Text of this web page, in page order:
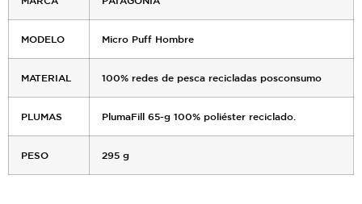
MODELO Micro Puff Hombre
MATERIAL 100% redes de pesca recicladas posconsumo
PLUMAS PlumaFill 65-g 100% poliéster reciclado.
PESO 295 g